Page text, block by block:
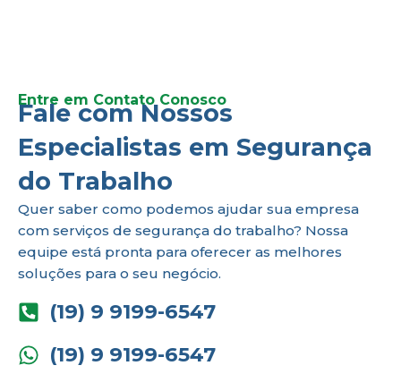
Entre em Contato Conosco
Fale com Nossos
Especialistas em Segurança
do Trabalho
Quer saber como podemos ajudar sua empresa
com serviços de segurança do trabalho? Nossa
equipe está pronta para oferecer as melhores
soluções para o seu negócio.
(19) 9 9199-6547
(19) 9 9199-6547